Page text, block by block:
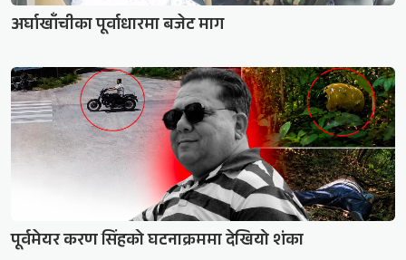
अर्घाखाँचीका पूर्वाधारमा बजेट माग
पूर्वमेयर करण सिंहको घटनाक्रममा देखियो शंका